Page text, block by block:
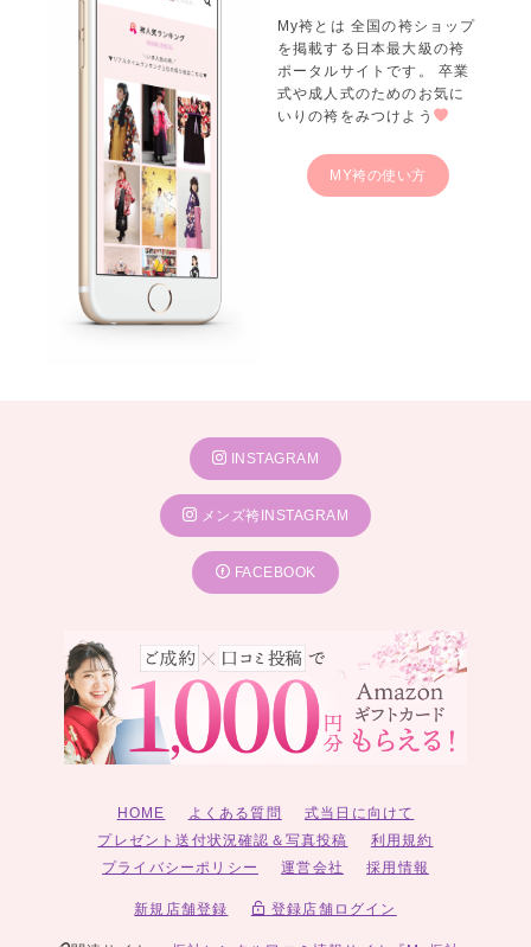
My袴とは 全国の袴ショップ
を掲載する日本最大級の袴
ポータルサイトです。 卒業
式や成人式のためのお気に
いりの袴をみつけよう
MY袴の使い方
INSTAGRAM
メンズ袴INSTAGRAM
FACEBOOK
HOME よくある質問
式当日に向けて
プレゼント送付状況確認＆写真投稿
利用規約
プライバシーポリシー
運営会社 採用情報
新規店舗登録 登録店舗ログイン